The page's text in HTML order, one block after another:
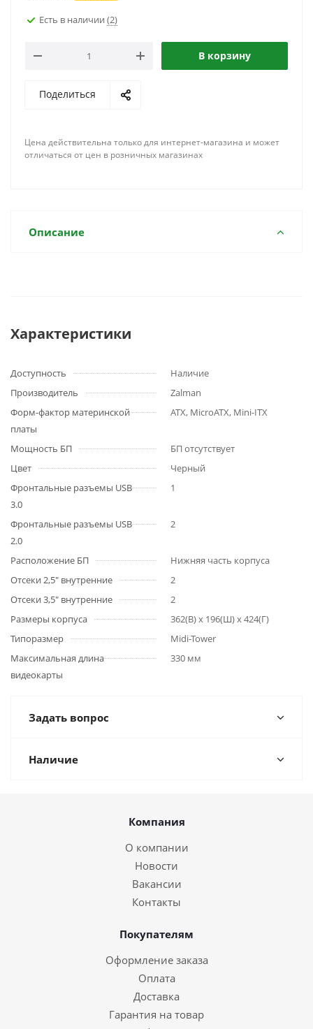
Есть в наличии (2)
В корзину
Поделиться
Цена действительна только для интернет-магазина и может
отличаться от цен в розничных магазинах
Описание
Характеристики
Доступность
Наличие
Производитель
Zalman
Форм-фактор материнской
платы
ATX, MicroATX, Mini-ITX
Мощность БП
БП отсутствует
Цвет
Черный
Фронтальные разъемы USB
3.0
1
Фронтальные разъемы USB
2.0
2
Расположение БП
Нижняя часть корпуса
Отсеки 2,5" внутренние
2
Отсеки 3,5" внутренние
2
Размеры корпуса
362(В) x 196(Ш) x 424(Г)
Типоразмер
Midi-Tower
Максимальная длина
видеокарты
330 мм
Задать вопрос
Наличие
Компания
О компании
Новости
Вакансии
Контакты
Покупателям
Оформление заказа
Оплата
Доставка
Гарантия на товар